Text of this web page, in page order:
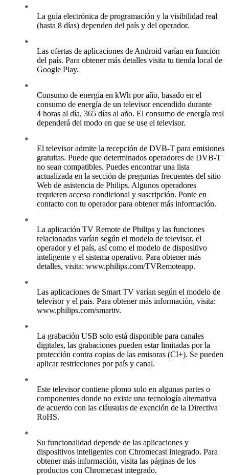
La guía electrónica de programación y la visibilidad real
(hasta 8 días) dependen del país y del operador.
Las ofertas de aplicaciones de Android varían en función
del país. Para obtener más detalles visita tu tienda local de
Google Play.
Consumo de energía en kWh por año, basado en el
consumo de energía de un televisor encendido durante
4 horas al día, 365 días al año. El consumo de energía real
dependerá del modo en que se use el televisor.
El televisor admite la recepción de DVB-T para emisiones
gratuitas. Puede que determinados operadores de DVB-T
no sean compatibles. Puedes encontrar una lista
actualizada en la sección de preguntas frecuentes del sitio
Web de asistencia de Philips. Algunos operadores
requieren acceso condicional y suscripción. Ponte en
contacto con tu operador para obtener más información.
La aplicación TV Remote de Philips y las funciones
relacionadas varían según el modelo de televisor, el
operador y el país, así como el modelo de dispositivo
inteligente y el sistema operativo. Para obtener más
detalles, visita: www.philips.com/TVRemoteapp.
Las aplicaciones de Smart TV varían según el modelo de
televisor y el país. Para obtener más información, visita:
www.philips.com/smarttv.
La grabación USB solo está disponible para canales
digitales, las grabaciones pueden estar limitadas por la
protección contra copias de las emisoras (CI+). Se pueden
aplicar restricciones por país y canal.
Este televisor contiene plomo solo en algunas partes o
componentes donde no existe una tecnología alternativa
de acuerdo con las cláusulas de exención de la Directiva
RoHS.
Su funcionalidad depende de las aplicaciones y
dispositivos inteligentes con Chromecast integrado. Para
obtener más información, visita las páginas de los
productos con Chromecast integrado.